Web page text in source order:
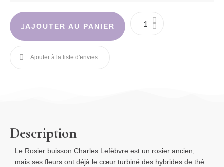
AJOUTER AU PANIER
Description
Le Rosier buisson Charles Lefèbvre est un rosier ancien,
mais ses fleurs ont déjà le cœur turbiné des hybrides de thé.